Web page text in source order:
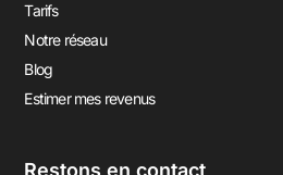
Tarifs
Notre réseau
Blog
Estimer mes revenus
Restons en contact